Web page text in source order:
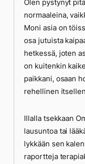
Olen pystynyt
normaaleina,
Moni asia on
osa jutuista
hetkessä, joten
on kuitenkin
paikkani, osaan
rehellinen
Illalla tsekkaan
lausuntoa tai
lykkään sen
raportteja